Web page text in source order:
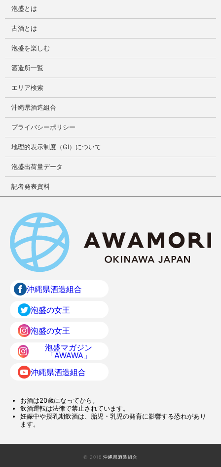
泡盛とは
古酒とは
泡盛を楽しむ
酒造所一覧
エリア検索
沖縄県酒造組合
プライバシーポリシー
地理的表示制度（GI）について
泡盛出荷量データ
記者発表資料
沖縄県酒造組合
泡盛の女王
泡盛の女王
泡盛マガジン
「AWAWA」
沖縄県酒造組合
お酒は20歳になってから。
飲酒運転は法律で禁止されています。
妊娠中や授乳期飲酒は、胎児・乳児の発育に影響する恐れがあり
ます。
© 2018 沖縄県酒造組合